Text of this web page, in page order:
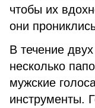
чтобы их
они
В течение
несколько
мужские
инструменты.